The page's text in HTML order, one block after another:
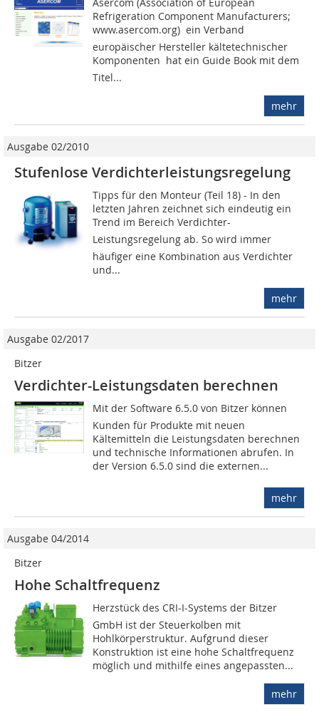
Asercom (Association of European
Refrigeration Component Manufacturers;
www.asercom.org)  ein Verband
europäischer Hersteller kältetechnischer
Komponenten  hat ein Guide Book mit dem
Titel...
mehr
Ausgabe 02/2010
Stufenlose Verdichterleistungsregelung
Tipps für den Monteur (Teil 18) - In den
letzten Jahren zeichnet sich eindeutig ein
Trend im Bereich Verdichter-
Leistungsregelung ab. So wird immer
häufiger eine Kombination aus Verdichter
und...
mehr
Ausgabe 02/2017
Bitzer
Verdichter-Leistungsdaten berechnen
Mit der Software 6.5.0 von Bitzer können
Kunden für Produkte mit neuen
Kältemitteln die Leistungsdaten berechnen
und technische Informationen abrufen. In
der Version 6.5.0 sind die externen...
mehr
Ausgabe 04/2014
Bitzer
Hohe Schaltfrequenz
Herzstück des CRI-I-Systems der Bitzer
GmbH ist der Steuerkolben mit
Hohlkörperstruktur. Aufgrund dieser
Konstruktion ist eine hohe Schaltfrequenz
möglich und mithilfe eines angepassten...
mehr